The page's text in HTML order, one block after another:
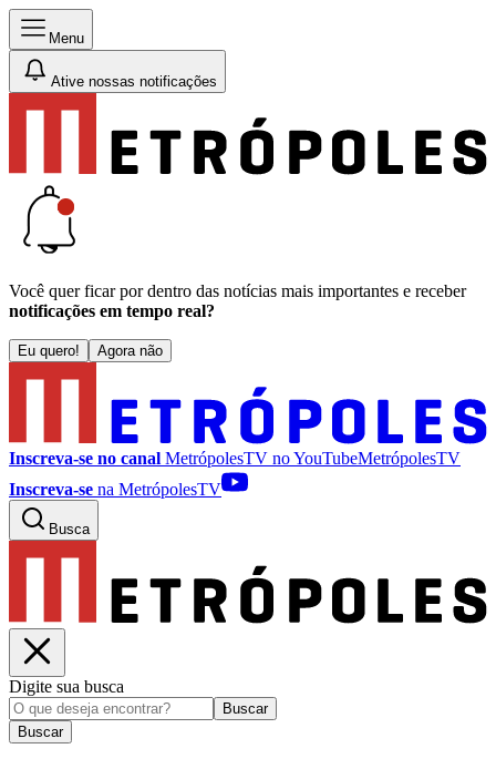
Menu
Ative nossas notificações
Você quer ficar por dentro das notícias mais importantes e receber
notificações em tempo real?
Eu quero! Agora não
Inscreva-se no canal MetrópolesTV noYouTubeMetrópolesTV
Inscreva-se na MetrópolesTV
Busca
Digite sua busca
Buscar
Buscar